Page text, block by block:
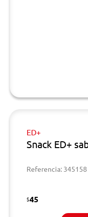
ED+
Snack ED+
Referencia: 345158
$45